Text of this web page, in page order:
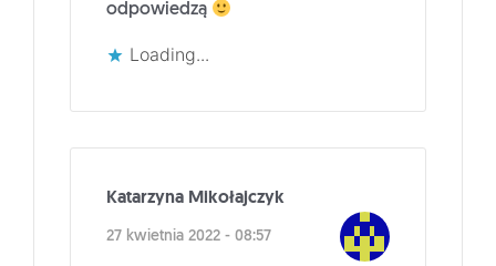
odpowiedzą
Loading...
Katarzyna Mikołajczyk
27 kwietnia 2022 - 08:57